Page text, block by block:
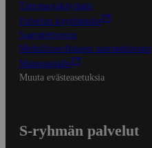
Tietosuojakäytäntö
Palvelun käyttöehdot
Saavutettavuus
Mobiilisovelluksen saavutettavuus
Mainostajalle
Muuta evästeasetuksia
S-ryhmän palvelut